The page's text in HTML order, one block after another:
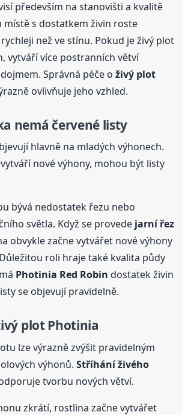
především na stanovišti a kvalitě
místě s dostatkem živin roste
než ve stínu. Pokud je živý plot
vytváří více postranních větví
Správná péče oživý plot
ovlivňuje jeho vzhled.
nemá červené listy
hlavně na mladých výhonech.
nové výhony, mohou být listy
bývá nedostatek řezu nebo
světla. Když se provede jarní řez
obvykle začne vytvářet nové výhony
roli hraje také kvalita půdy
Photinia Red Robin dostatek živin
se objevují pravidelně.
plot Photinia
lze výrazně zvýšit pravidelným
výhonů.Stříhání živého
tvorbu nových větví.
zkrátí, rostlina začne vytvářet